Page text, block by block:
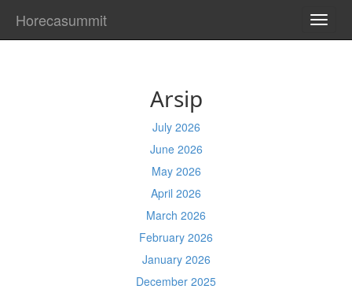
Horecasummit
Arsip
July 2026
June 2026
May 2026
April 2026
March 2026
February 2026
January 2026
December 2025